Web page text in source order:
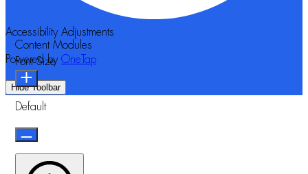
Accessibility Adjustments
Powered by OneTap
Hide Toolbar
Content Modules
Font Size
Default